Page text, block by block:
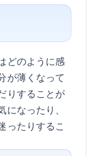
どのように感
が薄くなって
りすることが
なったり、
ったりするこ